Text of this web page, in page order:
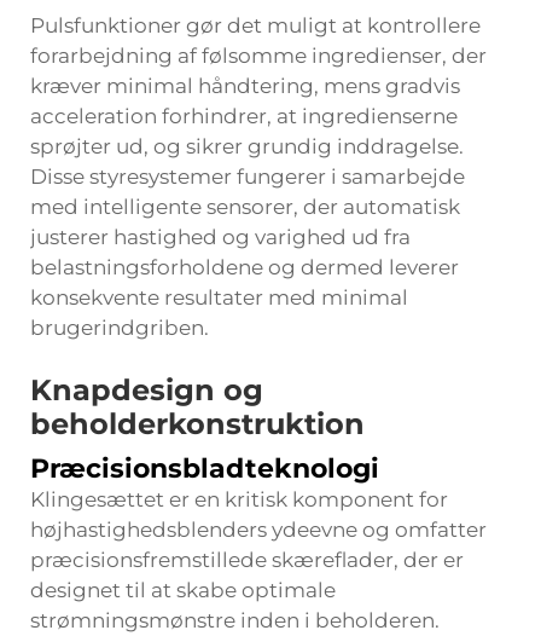
Pulsfunktioner gør det muligt at kontrollere
forarbejdning af følsomme ingredienser, der
kræver minimal håndtering, mens gradvis
acceleration forhindrer, at ingredienserne
sprøjter ud, og sikrer grundig inddragelse.
Disse styresystemer fungerer i samarbejde
med intelligente sensorer, der automatisk
justerer hastighed og varighed ud fra
belastningsforholdene og dermed leverer
konsekvente resultater med minimal
brugerindgriben.
Knapdesign og
beholderkonstruktion
Præcisionsbladteknologi
Klingesættet er en kritisk komponent for
højhastighedsblenders ydeevne og omfatter
præcisionsfremstillede skæreflader, der er
designet til at skabe optimale
strømningsmønstre inden i beholderen.